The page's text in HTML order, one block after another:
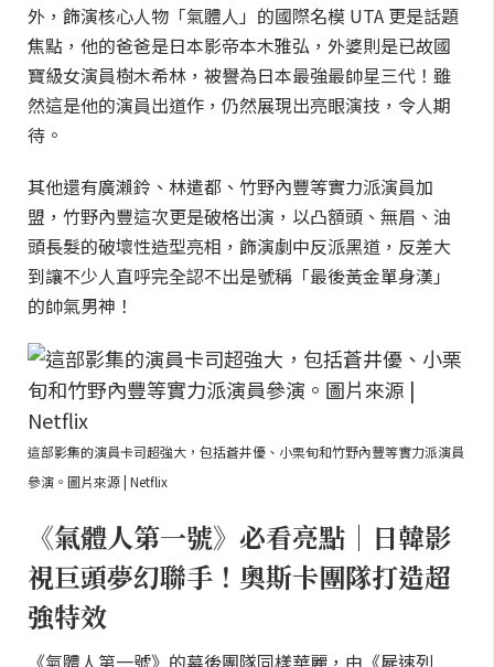
外，飾演核心人物「氣體人」的國際名模 UTA 更是話題
焦點，他的爸爸是日本影帝本木雅弘，外婆則是已故國
寶級女演員樹木希林，被譽為日本最強最帥星三代！雖
然這是他的演員出道作，仍然展現出亮眼演技，令人期
待。
其他還有廣瀨鈴、林遣都、竹野內豐等實力派演員加
盟，竹野內豐這次更是破格出演，以凸額頭、無眉、油
頭長髮的破壞性造型亮相，飾演劇中反派黑道，反差大
到讓不少人直呼完全認不出是號稱「最後黃金單身漢」
的帥氣男神！
這部影集的演員卡司超強大，包括蒼井優、小栗旬和竹野內豐等實力派演員
參演。圖片來源 | Netflix
《氣體人第一號》必看亮點｜日韓影
視巨頭夢幻聯手！奧斯卡團隊打造超
強特效
《氣體人第一號》的幕後團隊同樣華麗，由《屍速列